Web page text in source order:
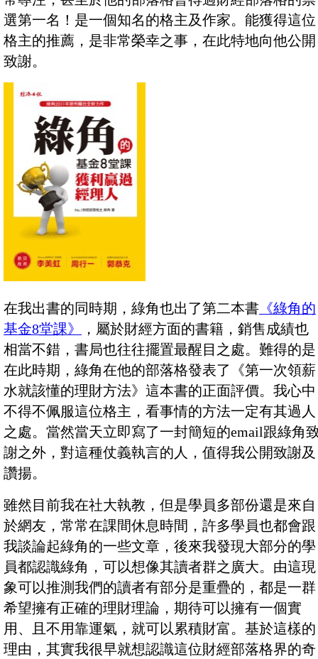
選第一名！是一個知名的格主及作家。能獲得這位
格主的推薦，是非常榮幸之事，在此特地向他公開
致謝。
在我出書的同時期，綠角也出了第二本書 《綠角的
基金8堂課》
，屬於財經方面的書籍，銷售成績也
相當不錯，書局也往往擺置最醒目之處。難得的是
在此時期，綠角在他的部落格發表了《第一次領薪
水就該懂的理財方法》這本書的正面評價。我心中
不得不佩服這位格主，看事情的方法一定有其過人
之處。當然當天立即寫了一封簡短的email跟綠角
謝之外，對這種仗義執言的人，值得我公開致謝及
讚揚。
雖然目前我在社大執教，但是學員多部份還是來自
於網友，常常在課間休息時間，許多學員也都會跟
我談論起綠角的一些文章，後來我發現大部分的學
員都認識綠角，可以想像其讀者群之廣大。由這現
象可以推測我們的讀者有部分是重疊的，都是一群
希望擁有正確的理財理論，期待可以擁有一個實
用、且不用靠運氣，就可以累積財富。基於這樣的
理由，其實我很早就想認識這位財經部落格界的奇